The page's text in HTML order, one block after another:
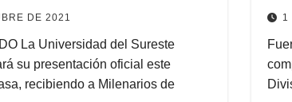
DE 2021
La Universidad del Sureste
su presentación oficial este
recibiendo a Milenarios de
1